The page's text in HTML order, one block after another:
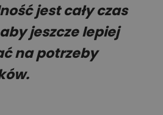
jest cały czas
jeszcze lepiej
na potrzeby